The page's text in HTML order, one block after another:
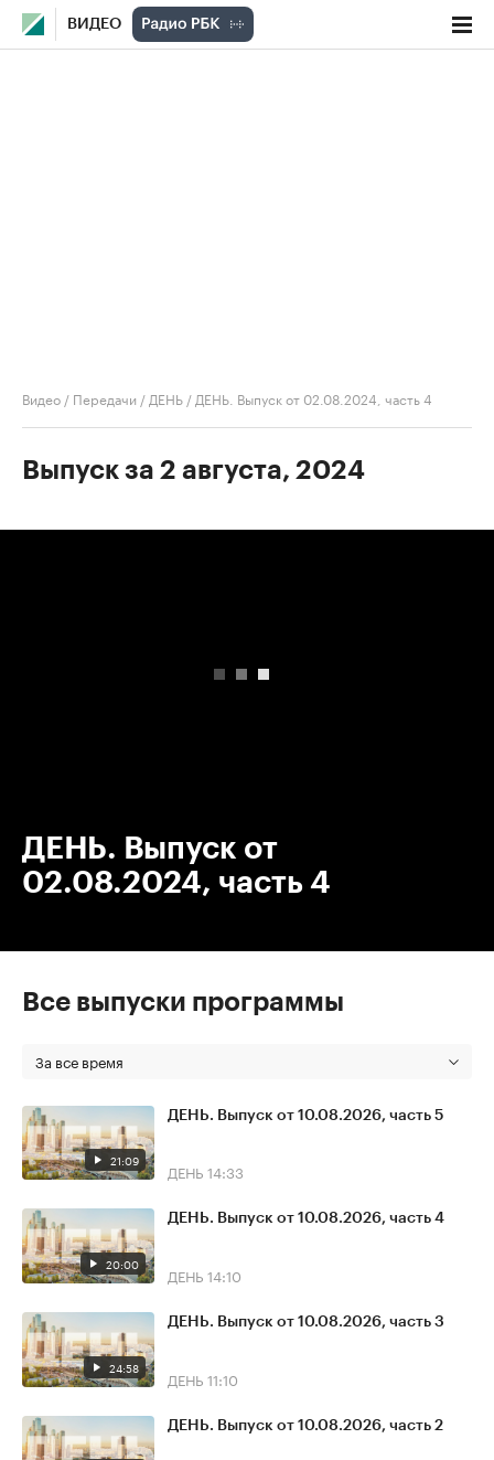
ВИДЕО
Видео / Передачи / ДЕНЬ / ДЕНЬ. Выпуск от 02.08.2024, часть 4
Выпуск за 2 августа, 2024
ДЕНЬ. Выпуск от
02.08.2024, часть 4
Все выпуски программы
За все время
21:09
ДЕНЬ. Выпуск от 10.08.2026, часть 5
ДЕНЬ 14:33
20:00
ДЕНЬ. Выпуск от 10.08.2026, часть 4
ДЕНЬ 14:10
24:58
ДЕНЬ. Выпуск от 10.08.2026, часть 3
ДЕНЬ 11:10
ДЕНЬ. Выпуск от 10.08.2026, часть 2